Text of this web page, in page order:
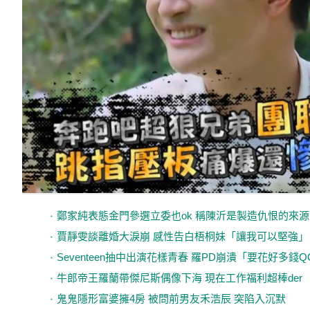
鄭家純表態金門參選立委也ok 稱陳沂是製造仇恨的來源
賈靜雯談離婚大淚崩 感性告白梧桐妹「讓我可以堅強」
Seventeen抽中出演花樣青春 羅PD崩潰「要花好多錢
牛郎帝王羅蘭帶傑尼斯偶像下海 現在工作福利超棒der
鬼鬼隱形富婆擁4房 被問前男友禾浩辰 突陷入沉默